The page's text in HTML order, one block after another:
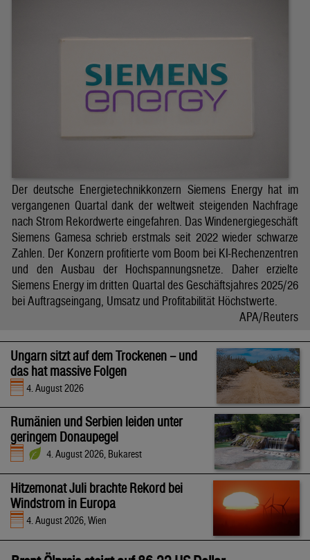
Der deutsche Energietechnikkonzern Siemens Energy hat im
vergangenen Quartal dank der weltweit steigenden Nachfrage
nach Strom Rekordwerte eingefahren. Das Windenergiegeschäft
Siemens Gamesa schrieb erstmals seit 2022 wieder schwarze
Zahlen. Der Konzern profitierte vom Boom bei KI-Rechenzentren
und den Ausbau der Hochspannungsnetze. Daher erzielte
Siemens Energy im dritten Quartal des Geschäftsjahres 2025/26
bei Auftragseingang, Umsatz und Profitabilität Höchstwerte.
APA/Reuters
Ungarn sitzt auf dem Trockenen – und
das hat massive Folgen
4. August 2026
Rumänien und Serbien leiden unter
geringem Donaupegel
4. August 2026, Bukarest
Hitzemonat Juli brachte Rekord bei
Windstrom in Europa
4. August 2026, Wien